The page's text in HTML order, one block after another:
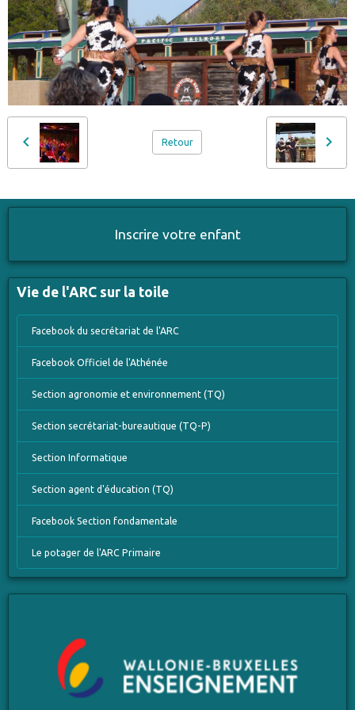
Retour
Inscrire votre enfant
Vie de l'ARC sur la toile
Facebook du secrétariat de l'ARC
Facebook Officiel de l'Athénée
Section agronomie et environnement (TQ)
Section secrétariat-bureautique (TQ-P)
Section Informatique
Section agent d'éducation (TQ)
Facebook Section fondamentale
Le potager de l'ARC Primaire